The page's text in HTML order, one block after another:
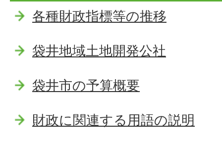
各種財政指標等の推移
袋井地域土地開発公社
袋井市の予算概要
財政に関連する用語の説明